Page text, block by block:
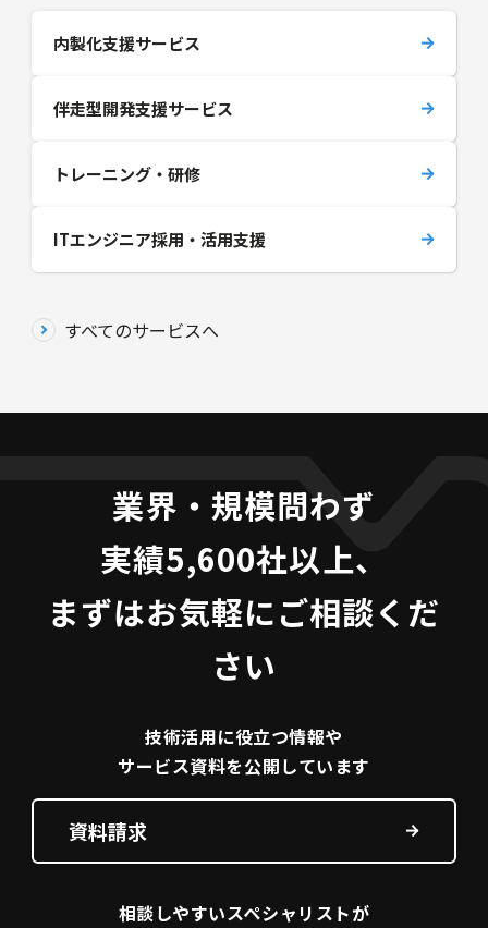
内製化支援サービス
伴走型開発支援サービス
トレーニング・研修
ITエンジニア採用・活用支援
すべてのサービスへ
業界・規模問わず
実績5,600社以上、
まずはお気軽にご相談くだ
さい
技術活用に役立つ情報や
サービス資料を公開しています
資料請求
相談しやすいスペシャリストが